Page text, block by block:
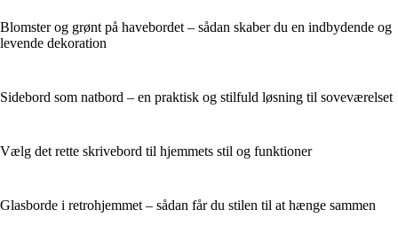
Blomster og grønt på havebordet – sådan skaber du en indbydende og
levende dekoration
Sidebord som natbord – en praktisk og stilfuld løsning til soveværelset
Vælg det rette skrivebord til hjemmets stil og funktioner
Glasborde i retrohjemmet – sådan får du stilen til at hænge sammen